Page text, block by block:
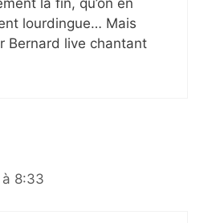
lourdingue… Mais
Bernard live chantant
à 8:33